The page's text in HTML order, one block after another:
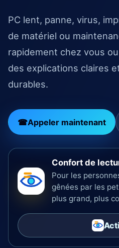
PC lent, panne, virus,
de matériel ou
rapidement chez vous
des explications claires
durables.
Appeler maintenant
Confort de
Pour les
gênées par les
plus grand, plus